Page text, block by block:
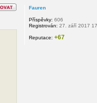
Fauren
Příspěvky: 606
Registrován: 27. září 2017
Reputace: +67